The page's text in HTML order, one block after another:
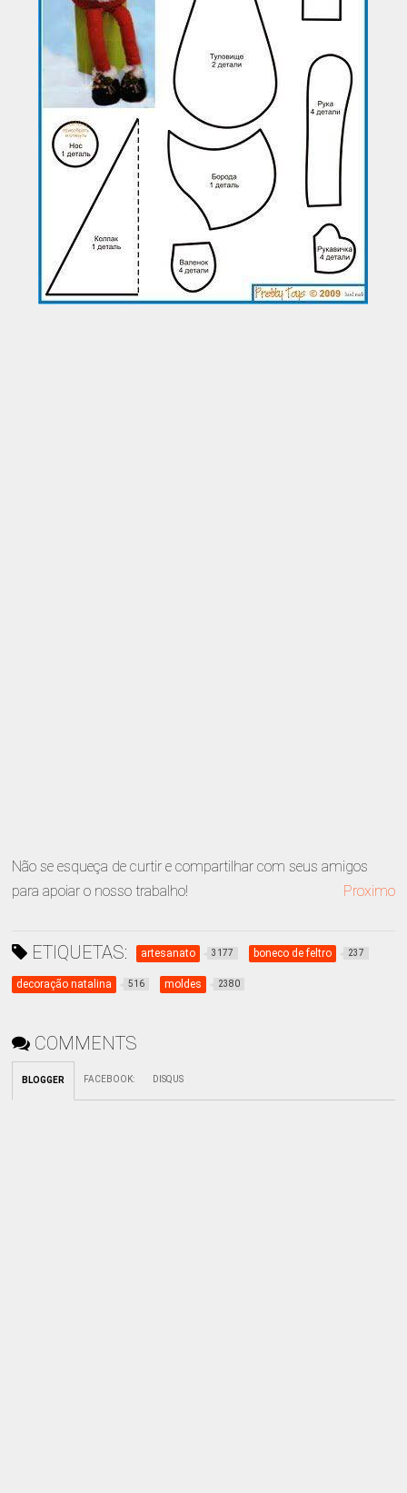
Não se esqueça de curtir e compartilhar com seus amigos
para apoiar o nosso trabalho!
Proximo
ETIQUETAS: artesanato 3177 boneco de feltro 237
decoração natalina 516 moldes 2380
COMMENTS
BLOGGER FACEBOOK: DISQUS